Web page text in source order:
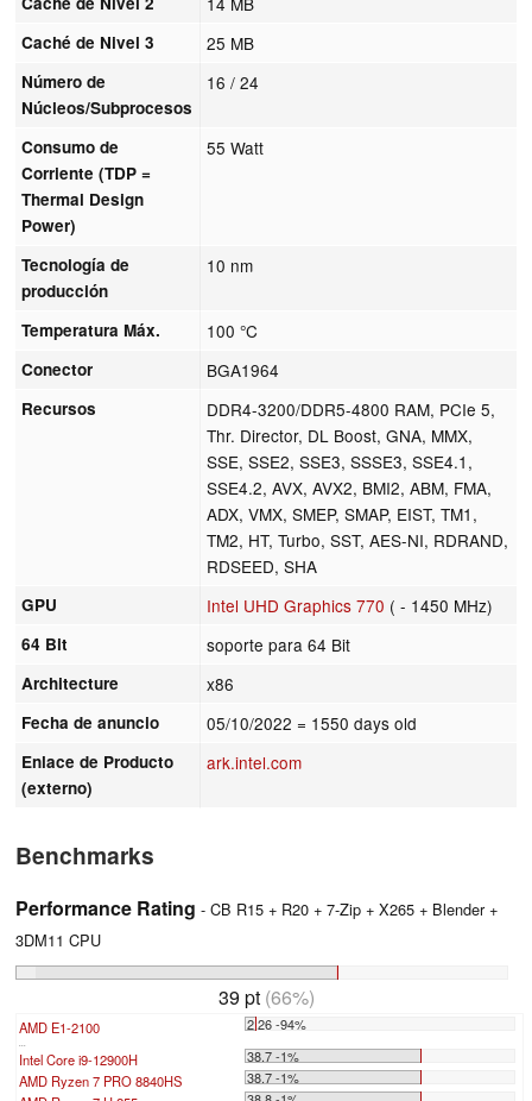
Caché de Nivel 3 25 MB
Número de
Núcleos/Subprocesos
16 / 24
Consumo de
Corriente (TDP =
Thermal Design
Power)
55 Watt
Tecnología de
producción
10 nm
Temperatura Máx. 100 °C
Conector BGA1964
Recursos
DDR4-3200/DDR5-4800 RAM, PCIe 5,
Thr. Director, DL Boost, GNA, MMX,
SSE, SSE2, SSE3, SSSE3, SSE4.1,
SSE4.2, AVX, AVX2, BMI2, ABM, FMA,
ADX, VMX, SMEP, SMAP, EIST, TM1,
TM2, HT, Turbo, SST, AES-NI, RDRAND,
RDSEED, SHA
GPU Intel UHD Graphics 770 ( - 1450 MHz)
64 Bit soporte para 64 Bit
Architecture x86
Fecha de anuncio 05/10/2022 = 1550 days old
Enlace de Producto
(externo)
ark.intel.com
Benchmarks
Performance Rating - CB R15 + R20 + 7-Zip + X265 + Blender +
3DM11 CPU
39 pt(66%)
AMD E1-2100 2.26 -94%
Intel Core i9-12900H
38.7 -1%
AMD Ryzen 7 PRO 8840HS
38.7 -1%